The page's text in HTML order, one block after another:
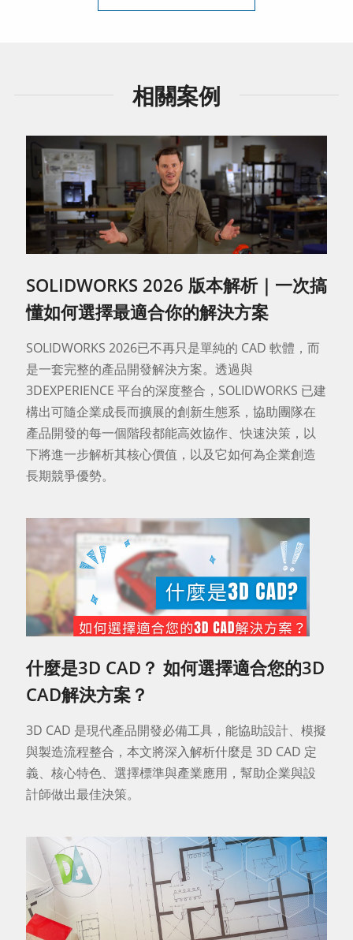
相關案例
SOLIDWORKS 2026 版本解析｜一次搞
懂如何選擇最適合你的解決方案
SOLIDWORKS 2026已不再只是單純的 CAD 軟體，而
是一套完整的產品開發解決方案。透過與
3DEXPERIENCE 平台的深度整合，SOLIDWORKS 已建
構出可隨企業成長而擴展的創新生態系，協助團隊在
產品開發的每一個階段都能高效協作、快速決策，以
下將進一步解析其核心價值，以及它如何為企業創造
長期競爭優勢。
什麼是3D CAD？ 如何選擇適合您的3D
CAD解決方案？
3D CAD 是現代產品開發必備工具，能協助設計、模擬
與製造流程整合，本文將深入解析什麼是 3D CAD 定
義、核心特色、選擇標準與產業應用，幫助企業與設
計師做出最佳決策。